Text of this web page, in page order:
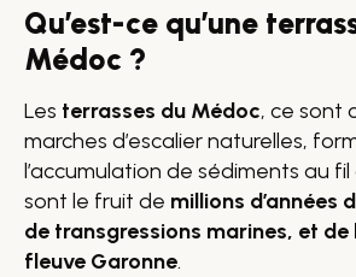
Qu’est-ce qu’une
Médoc ?
Les terrasses du Médoc, ce sont
marches d’escalier naturelles,
l’accumulation de sédiments au fil
sont le fruit de millions d’années
de transgressions marines, et de
fleuve Garonne.